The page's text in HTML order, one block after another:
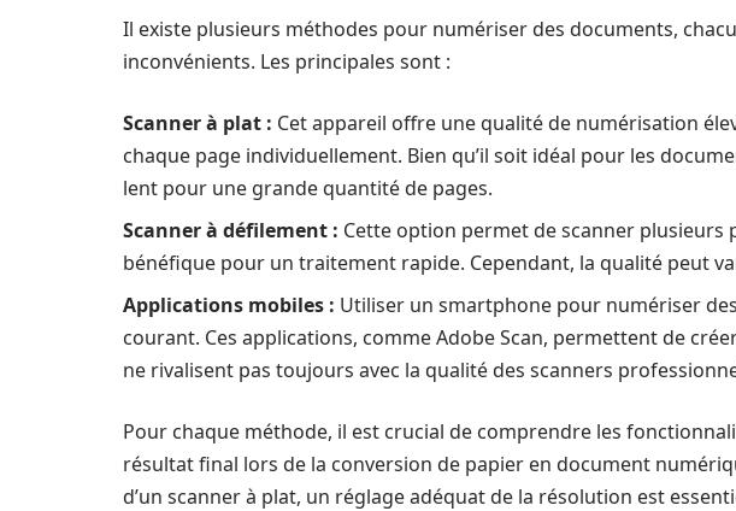
Il existe plusieurs méthodes pour numériser des documents,
inconvénients. Les principales sont :
Scanner à plat : Cet appareil offre une qualité de numérisation
chaque page individuellement. Bien qu’il soit idéal pour les
lent pour une grande quantité de pages.
Scanner à défilement : Cette option permet de scanner plusieurs
bénéfique pour un traitement rapide. Cependant, la qualité peut
Applications mobiles : Utiliser un smartphone pour numériser
courant. Ces applications, comme Adobe Scan, permettent de
ne rivalisent pas toujours avec la qualité des scanners
Pour chaque méthode, il est crucial de comprendre les
résultat final lors de la conversion de papier en document
d’un scanner à plat, un réglage adéquat de la résolution est